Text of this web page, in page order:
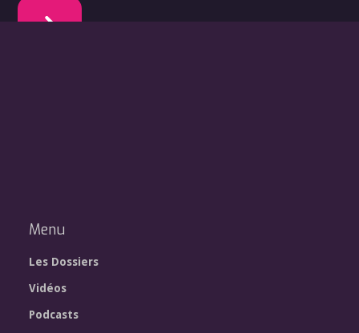
Menu
Les Dossiers
Vidéos
Podcasts